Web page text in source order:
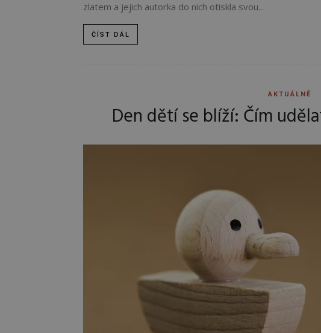
zlatem a jejich autorka do nich otiskla svou...
ČÍST DÁL
AKTUÁLNĚ
Den dětí se blíží: Čím